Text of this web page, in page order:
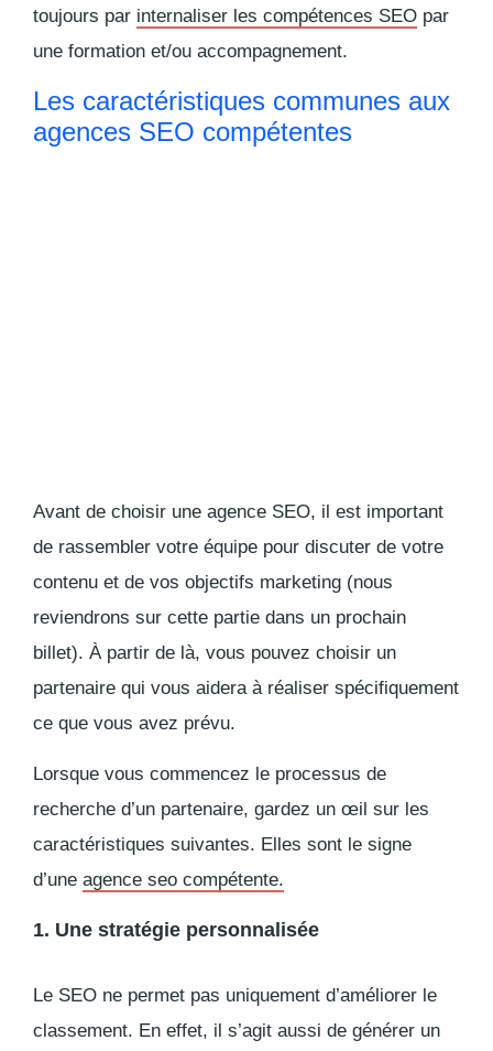
toujours par internaliser les compétences SEO par
une formation et/ou accompagnement.
Les caractéristiques communes aux
agences SEO compétentes
Avant de choisir une agence SEO, il est important
de rassembler votre équipe pour discuter de votre
contenu et de vos objectifs marketing (nous
reviendrons sur cette partie dans un prochain
billet). À partir de là, vous pouvez choisir un
partenaire qui vous aidera à réaliser spécifiquement
ce que vous avez prévu.
Lorsque vous commencez le processus de
recherche d’un partenaire, gardez un œil sur les
caractéristiques suivantes. Elles sont le signe
d’une agence seo compétente.
1. Une stratégie personnalisée
Le SEO ne permet pas uniquement d’améliorer le
classement. En effet, il s’agit aussi de générer un